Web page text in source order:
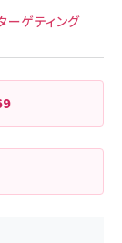
ーゲティング